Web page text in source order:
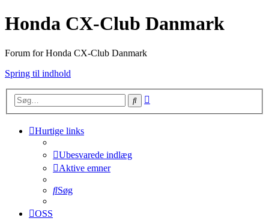
Honda CX-Club Danmark
Forum for Honda CX-Club Danmark
Spring til indhold
Søg
Hurtige links
Ubesvarede indlæg
Aktive emner
Søg
OSS